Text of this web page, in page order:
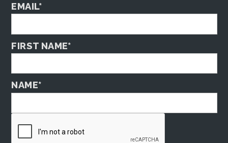
EMAIL*
FIRST NAME*
NAME*